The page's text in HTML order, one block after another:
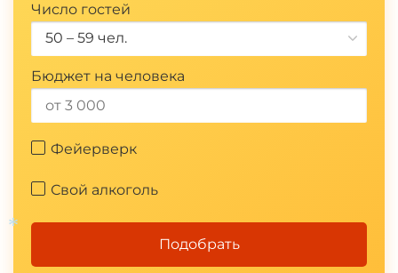
Число гостей
50 – 59 чел.
Бюджет на человека
Фейерверк
Свой алкоголь
Подобрать